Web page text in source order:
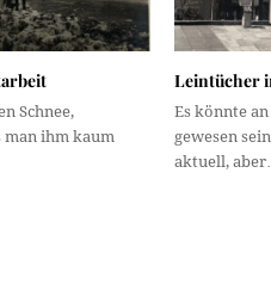
Schnee,
man ihm kaum
Leintücher
Es könnte
gewesen
aktuell,